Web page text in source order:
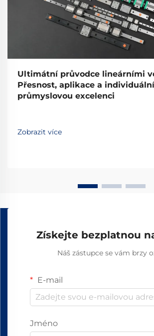
Ultimátní průvodce lineárními
Přesnost, aplikace a
průmyslovou excelenci
Zobrazit více
Získejte bezplatnou
Náš zástupce se vám brzy
E-mail
Jméno